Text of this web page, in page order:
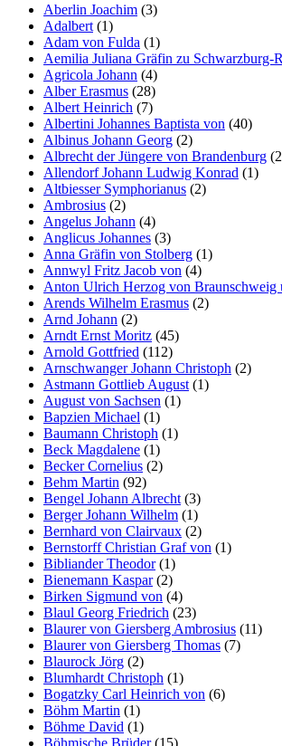
Aberlin Joachim (3)
Adalbert (1)
Adam von Fulda (1)
Aemilia Juliana Gräfin zu Schwarzburg-
Agricola Johann (4)
Alber Erasmus (28)
Albert Heinrich (7)
Albertini Johannes Baptista von (40)
Albinus Johann Georg (2)
Albrecht der Jüngere von Brandenburg
Allendorf Johann Ludwig Konrad (1)
Altbiesser Symphorianus (2)
Ambrosius (2)
Angelus Johann (4)
Anglicus Johannes (3)
Anna Gräfin von Stolberg (1)
Annwyl Fritz Jacob von (4)
Anton Ulrich Herzog von Braunschweig
Arends Wilhelm Erasmus (2)
Arnd Johann (2)
Arndt Ernst Moritz (45)
Arnold Gottfried (112)
Arnschwanger Johann Christoph (2)
Astmann Gottlieb August (1)
August von Sachsen (1)
Bapzien Michael (1)
Baumann Christoph (1)
Beck Magdalene (1)
Becker Cornelius (2)
Behm Martin (92)
Bengel Johann Albrecht (3)
Berger Johann Wilhelm (1)
Bernhard von Clairvaux (2)
Bernstorff Christian Graf von (1)
Bibliander Theodor(1)
Bienemann Kaspar(2)
Birken Sigmund von (4)
Blaul Georg Friedrich (23)
Blaurer von Giersberg Ambrosius (11)
Blaurer von Giersberg Thomas (7)
Blaurock Jörg (2)
Blumhardt Christoph (1)
Bogatzky Carl Heinrich von (6)
Böhm Martin (1)
Böhme David (1)
Böhmische Brüder(15)